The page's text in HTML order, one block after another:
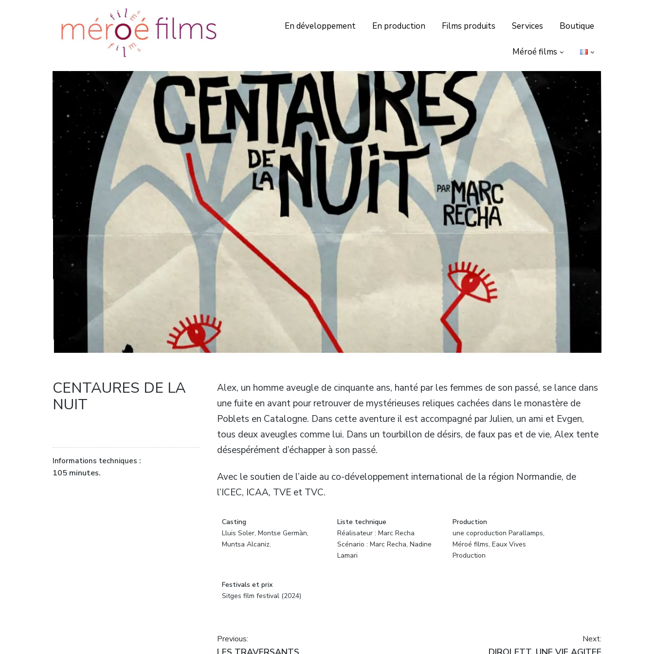
Méroé films
Des films pour aider à
vivre
En développement En production Films produits Services Boutique
Méroé films
CENTAURES DE LA
NUIT
Informations techniques :
105 minutes.
Alex, un homme aveugle de cinquante ans, hanté par les femmes de son passé, se lance dans
une fuite en avant pour retrouver de mystérieuses reliques cachées dans le monastère de
Poblets en Catalogne. Dans cette aventure il est accompagné par Julien, un ami et Evgen,
tous deux aveugles comme lui. Dans un tourbillon de désirs, de faux pas et de vie, Alex tente
désespérément d’échapper à son passé.
Avec le soutien de l’aide au co-développement international de la région Normandie, de
l’ICEC, ICAA, TVE et TVC.
Casting
Lluis Soler, Montse Germàn,
Muntsa Alcaniz.
Liste technique
Réalisateur : Marc Recha
Scénario : Marc Recha, Nadine
Lamari
Production
une coproduction Parallamps,
Méroé films, Eaux Vives
Production
Festivals et prix
Sitges film festival (2024)
Navigation
Previous: Next: